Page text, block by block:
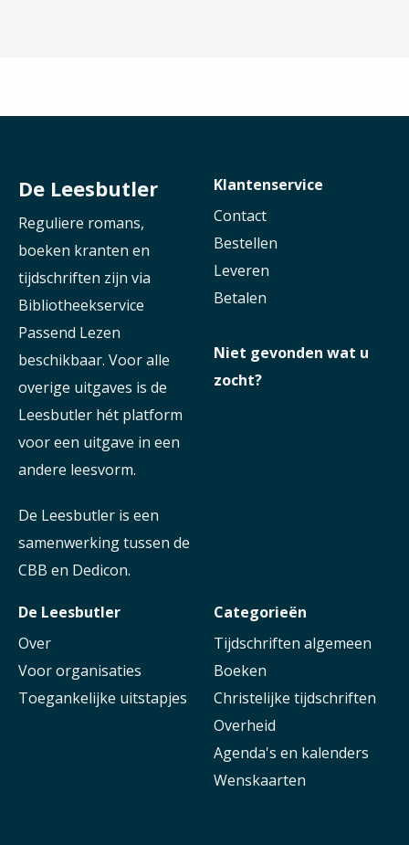
De Leesbutler
Reguliere romans,
boeken kranten en
tijdschriften zijn via
Bibliotheekservice
Passend Lezen
beschikbaar. Voor alle
overige uitgaves is de
Leesbutler hét platform
voor een uitgave in een
andere leesvorm.
De Leesbutler is een
samenwerking tussen de
CBB en Dedicon.
Klantenservice
Contact
Bestellen
Leveren
Betalen
Niet gevonden wat u
zocht?
De Leesbutler
Over
Voor organisaties
Toegankelijke uitstapjes
Categorieën
Tijdschriften algemeen
Boeken
Christelijke tijdschriften
Overheid
Agenda's en kalenders
Wenskaarten